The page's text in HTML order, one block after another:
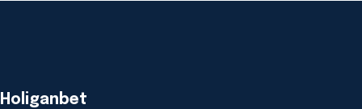
Holiganbet